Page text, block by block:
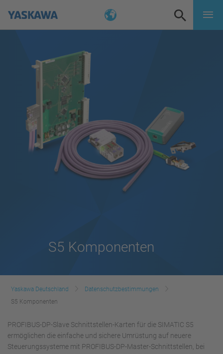
S5 Komponenten
Yaskawa Deutschland
Datenschutzbestimmungen
S5 Komponenten
PROFIBUS-DP-Slave Schnittstellen-Karten für die SIMATIC S5
ermöglichen die einfache und sichere Umrüstung auf neuere
Steuerungssysteme mit PROFIBUS-DP-Master-Schnittstellen, bei